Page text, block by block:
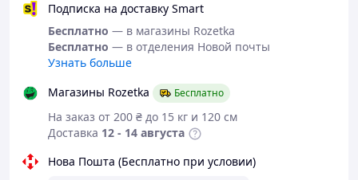
Подписка на доставку Smart
Бесплатно — в магазины Rozetka
Бесплатно — в отделения Новой почты
Узнать больше
Магазины Rozetka
Бесплатно
На заказ от 200 ₴ до 15 кг и 120 см
Доставка 12 - 14 августа
Нова Пошта (Бесплатно при условии)